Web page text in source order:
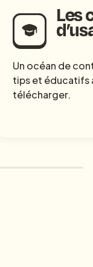
Les
Un océan de
tips et éducatifs
télécharger.